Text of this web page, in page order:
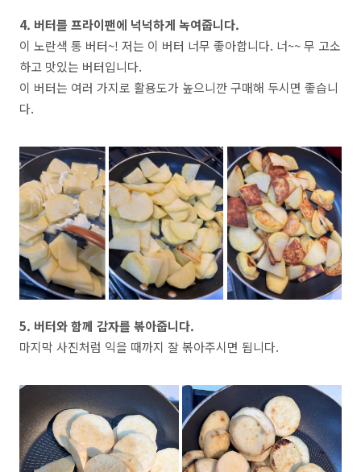
4. 버터를 프라이팬에 넉넉하게 녹여줍니다.
이 노란색 통 버터~! 저는 이 버터 너무 좋아합니다. 너~~ 무 고소
하고 맛있는 버터입니다.
이 버터는 여러 가지로 활용도가 높으니깐 구매해 두시면 좋습니
다.
5. 버터와 함께 감자를 볶아줍니다.
마지막 사진처럼 익을 때까지 잘 볶아주시면 됩니다.